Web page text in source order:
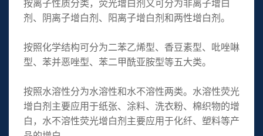
按离子性质分类，荧光增白剂又可分为非离子增白
剂、阴离子增白剂、阳离子增白剂和两性增白剂。
按照化学结构可分为二苯乙烯型、香豆素型、吡唑啉
型、苯并恶唑型、苯二甲酰亚胺型等五大类。
按照水溶性分为水溶性和水不溶性两类。水溶性荧光
增白剂主要应用于纸张、涂料、洗衣粉、棉织物的增
白，水不溶性荧光增白剂主要应用于化纤、塑料等产